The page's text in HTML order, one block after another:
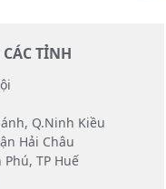
TỈNH
Q.Ninh Kiều
Hải Châu
TP Huế